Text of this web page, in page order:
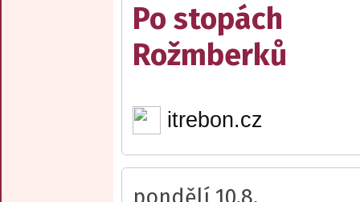
Po stopách
Rožmberků
itrebon.cz